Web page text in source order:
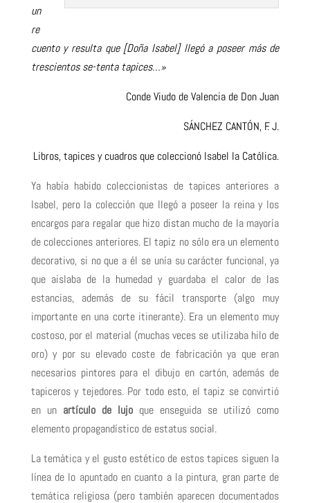
un
re
cuento y resulta que [Doña Isabel] llegó a poseer más de
trescientos se-tenta tapices…»
Conde Viudo de Valencia de Don Juan
SÁNCHEZ CANTÓN, F. J.
Libros, tapices y cuadros que coleccionó Isabel la Católica.
Ya había habido coleccionistas de tapices anteriores a
Isabel, pero la colección que llegó a poseer la reina y los
encargos para regalar que hizo distan mucho de la mayoría
de colecciones anteriores. El tapiz no sólo era un elemento
decorativo, si no que a él se unía su carácter funcional, ya
que aislaba de la humedad y guardaba el calor de las
estancias, además de su fácil transporte (algo muy
importante en una corte itinerante). Era un elemento muy
costoso, por el material (muchas veces se utilizaba hilo de
oro) y por su elevado coste de fabricación ya que eran
necesarios pintores para el dibujo en cartón, además de
tapiceros y tejedores. Por todo esto, el tapiz se convirtió
en un artículo de lujoque enseguida se utilizó como
elemento propagandístico de estatus social.
La temática y el gusto estético de estos tapices siguen la
línea de lo apuntado en cuanto a la pintura, gran parte de
temática religiosa (pero también aparecen documentados